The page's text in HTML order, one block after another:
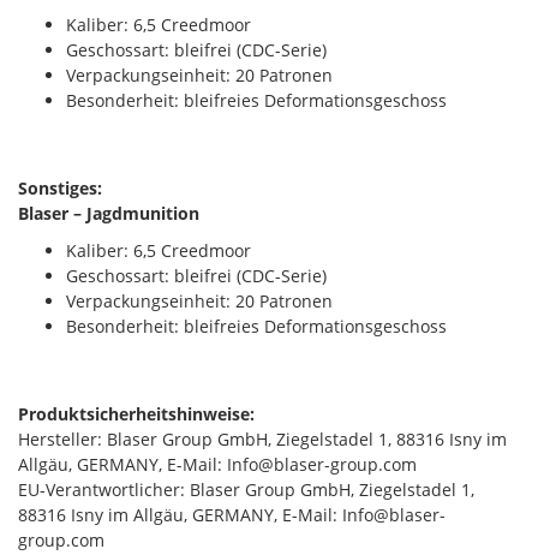
Kaliber: 6,5 Creedmoor
Geschossart: bleifrei (CDC-Serie)
Verpackungseinheit: 20 Patronen
Besonderheit: bleifreies Deformationsgeschoss
Sonstiges:
Blaser – Jagdmunition
Kaliber: 6,5 Creedmoor
Geschossart: bleifrei (CDC-Serie)
Verpackungseinheit: 20 Patronen
Besonderheit: bleifreies Deformationsgeschoss
Produktsicherheitshinweise:
Hersteller: Blaser Group GmbH, Ziegelstadel 1, 88316 Isny im
Allgäu, GERMANY, E-Mail: Info@blaser-group.com
EU-Verantwortlicher: Blaser Group GmbH, Ziegelstadel 1,
88316 Isny im Allgäu, GERMANY, E-Mail: Info@blaser-
group.com